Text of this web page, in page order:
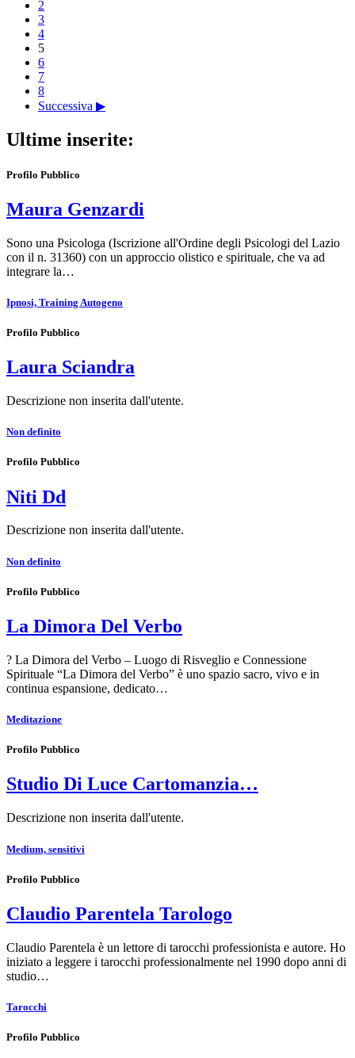
2
3
4
5
6
7
8
Successiva ▶
Ultime inserite:
Profilo Pubblico
Maura Genzardi
Sono una Psicologa (Iscrizione all'Ordine degli Psicologi del Lazio
con il n. 31360) con un approccio olistico e spirituale, che va ad
integrare la…
Ipnosi, Training Autogeno
Profilo Pubblico
Laura Sciandra
Descrizione non inserita dall'utente.
Non definito
Profilo Pubblico
Niti Dd
Descrizione non inserita dall'utente.
Non definito
Profilo Pubblico
La Dimora Del Verbo
? La Dimora del Verbo – Luogo di Risveglio e Connessione
Spirituale “La Dimora del Verbo” è uno spazio sacro, vivo e in
continua espansione, dedicato…
Meditazione
Profilo Pubblico
Studio Di Luce Cartomanzia…
Descrizione non inserita dall'utente.
Medium, sensitivi
Profilo Pubblico
Claudio Parentela Tarologo
Claudio Parentela è un lettore di tarocchi professionista e autore. Ho
iniziato a leggere i tarocchi professionalmente nel 1990 dopo anni di
studio…
Tarocchi
Profilo Pubblico